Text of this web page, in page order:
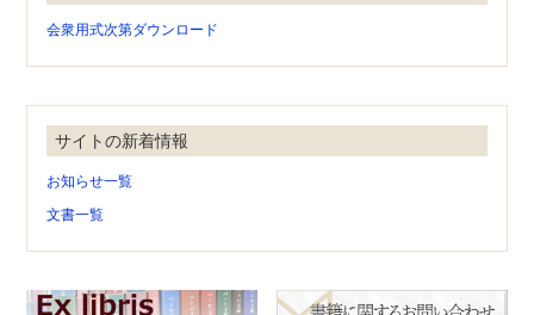
会衆用式次第ダウンロード
サイトの新着情報
お知らせ一覧
文書一覧